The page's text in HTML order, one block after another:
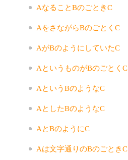
AなることBのごときC
AをさながらBのごとくC
AがBのようにしていたC
AというものがBのごとくC
AというBのようなC
AとしたBのようなC
AとBのようにC
Aは文字通りのBのごときC